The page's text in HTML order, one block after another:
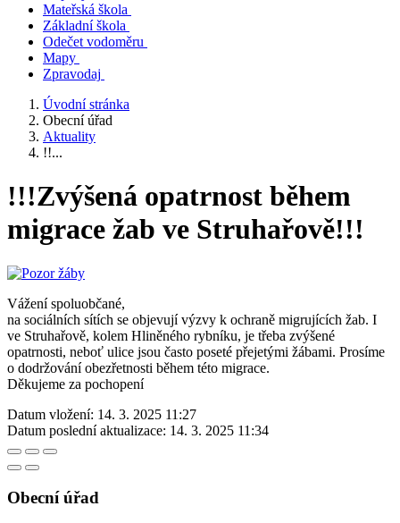
Mateřská škola
Základní škola
Odečet vodoměru
Mapy
Zpravodaj
Úvodní stránka
Obecní úřad
Aktuality
!!...
!!!Zvýšená opatrnost během
migrace žab ve Struhařově!!!
Vážení spoluobčané,
na sociálních sítích se objevují výzvy k ochraně migrujících žab. I
ve Struhařově, kolem Hliněného rybníku, je třeba zvýšené
opatrnosti, neboť ulice jsou často poseté přejetými žábami. Prosíme
o dodržování obezřetnosti během této migrace.
Děkujeme za pochopení
Datum vložení: 14. 3. 2025 11:27
Datum poslední aktualizace: 14. 3. 2025 11:34
Obecní úřad